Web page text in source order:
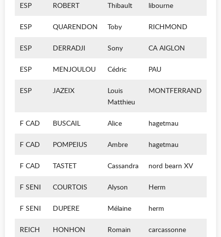
ESP ROBERT Thibault libourne
ESP QUARENDON Toby RICHMOND
ESP DERRADJI Sony CA AIGLON
ESP MENJOULOU Cédric PAU
ESP JAZEIX
Louis
Matthieu
MONTFERRAND
F CAD BUSCAIL Alice hagetmau
F CAD POMPEIUS Ambre hagetmau
F CAD TASTET Cassandra nord bearn XV
F SENI COURTOIS Alyson Herm
F SENI DUPERE Mélaine herm
REICH HONHON Romain carcassonne